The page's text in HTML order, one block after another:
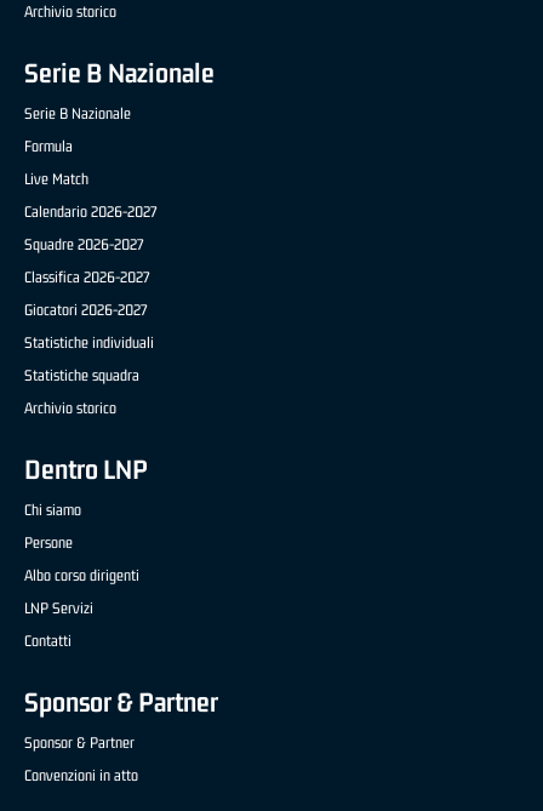
Archivio storico
Serie B Nazionale
Serie B Nazionale
Formula
Live Match
Calendario 2026-2027
Squadre 2026-2027
Classifica 2026-2027
Giocatori 2026-2027
Statistiche individuali
Statistiche squadra
Archivio storico
Dentro LNP
Chi siamo
Persone
Albo corso dirigenti
LNP Servizi
Contatti
Sponsor & Partner
Sponsor & Partner
Convenzioni in atto